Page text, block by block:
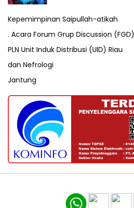
Kepemimpinan Saipullah-atikah
. Acara Forum Grup Discussion (FGD)
PLN Unit Induk Distribusi (UID) Riau
dan Nefrologi
Jantung